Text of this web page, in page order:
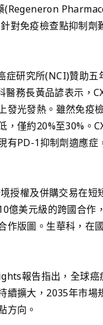
(Regeneron
免疫檢查點抑制劑
症研究所(NCI)贊助
務長黃品諺表示，
發光發熱。雖然免疫
，僅約20%至30%
PD-1抑制劑適應症
授權及併購交易在
億美元級的跨國合作
作版圖。生華科，在
報告指出，全球癌
續擴大，2035年市
方向。